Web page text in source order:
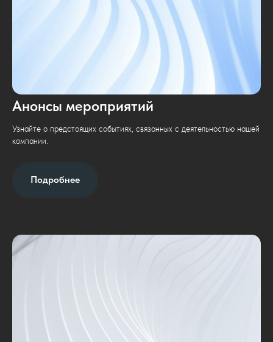
Анонсы мероприятий
Узнайте о предстоящих событиях, связанных с деятельностью нашей
компании.
Подробнее